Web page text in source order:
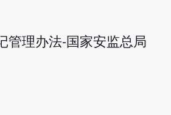
管理办法-国家安监总局